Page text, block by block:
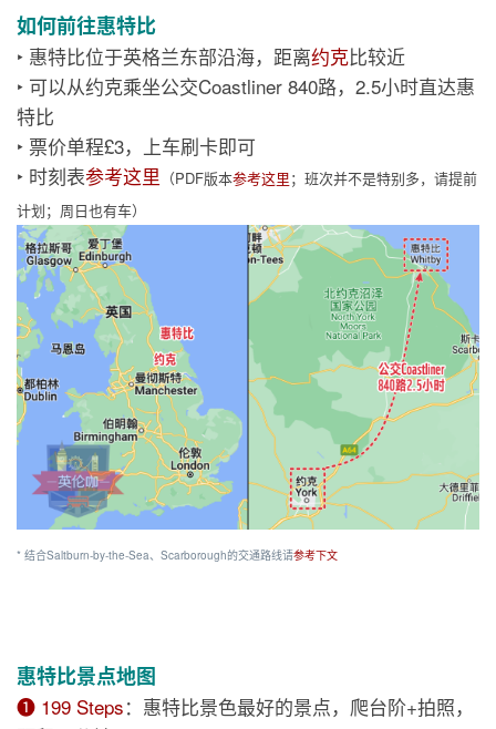
如何前往惠特比
‣ 惠特比位于英格兰东部沿海，距离约克比较近
‣ 可以从约克乘坐公交Coastliner 840路，2.5小时直达惠
特比
‣ 票价单程£3，上车刷卡即可
‣ 时刻表参考这里 （PDF版本参考这里；班次并不是特别多，请提前
计划；周日也有车）
* 结合Saltburn-by-the-Sea、Scarborough的交通路线请参考下文
惠特比景点地图
❶ 199 Steps：惠特比景色最好的景点，爬台阶+拍照，